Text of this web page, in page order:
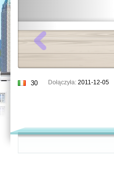
30 Dołączyła: 2011-12-05